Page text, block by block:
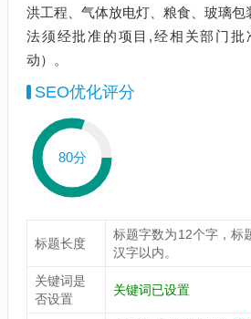
洪工程、气体放电灯、粮食、玻璃包
法须经批准的项目,经相关部门批
动）。
SEO优化评分
80分
标题长度
标题字数为12个字，标
汉字以内。
关键词是
否设置
关键词已设置